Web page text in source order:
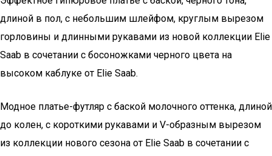
длиной в пол, с небольшим шлейфом, круглым вырезом
горловины и длинными рукавами из новой коллекции Elie
Saab в сочетании с босоножками черного цвета на
высоком каблуке от Elie Saab.
Модное платье-футляр с баской молочного оттенка, длиной
до колен, с короткими рукавами и V-образным вырезом
из коллекции нового сезона от Elie Saab в сочетании с